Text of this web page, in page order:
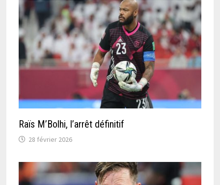
Raïs M’Bolhi, l’arrêt définitif
28 février 2026